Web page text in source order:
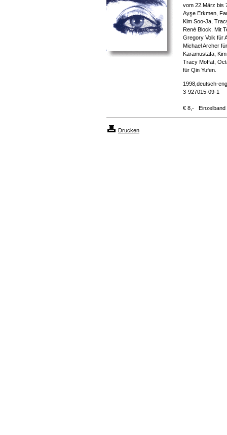
vom 22.März bis
Ayşe Erkmen,
Kim Soo-Ja,
René Block. Mit
Gregory Volk für
Michael Archer
Karamustafa,
Tracy Moffat,
für Qin Yufen.
1998,deutsch-
3-927015-09-1
€ 8,- Einzelband
Drucken